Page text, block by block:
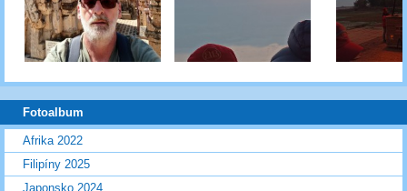
Fotoalbum
Afrika 2022
Filipíny 2025
Japonsko 2024